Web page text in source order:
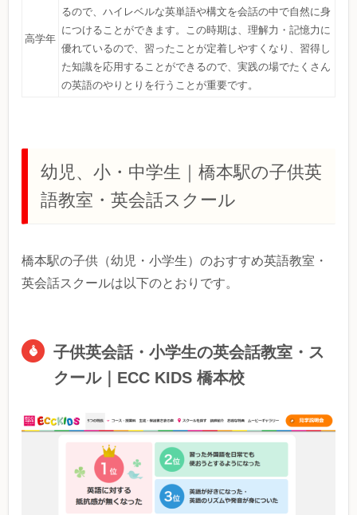
高学年
るので、ハイレベルな英単語や構文を会話の中で自然に身
につけることができます。この時期は、理解力・記憶力に
優れているので、習ったことが定着しやすくなり、習得し
た知識を応用することができるので、実践の場でたくさん
の英語のやりとりを行うことが重要です。
幼児、小・中学生｜橋本駅の子供英
語教室・英会話スクール
橋本駅の子供（幼児・小学生）のおすすめ英語教室・
英会話スクールは以下のとおりです。
子供英会話・小学生の英会話教室・ス
クール｜ECC KIDS 橋本校